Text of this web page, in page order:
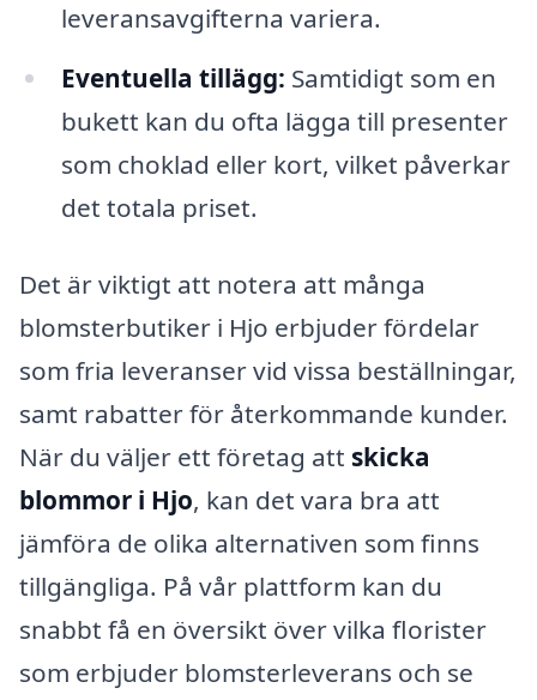
leveransavgifterna variera.
Eventuella tillägg: Samtidigt som en
bukett kan du ofta lägga till presenter
som choklad eller kort, vilket påverkar
det totala priset.
Det är viktigt att notera att många
blomsterbutiker i Hjo erbjuder fördelar
som fria leveranser vid vissa beställningar,
samt rabatter för återkommande kunder.
När du väljer ett företag att skicka
blommor i Hjo, kan det vara bra att
jämföra de olika alternativen som finns
tillgängliga. På vår plattform kan du
snabbt få en översikt över vilka florister
som erbjuder blomsterleverans och se